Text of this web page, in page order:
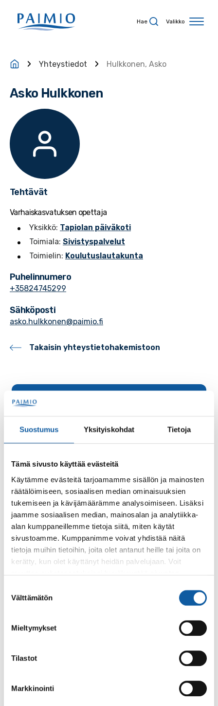
Suostumus Yksityiskohdat Tietoja
Tämä sivusto käyttää evästeitä
Käytämme evästeitä tarjoamamme sisällön ja mainosten
räätälöimiseen, sosiaalisen median ominaisuuksien
tukemiseen ja kävijämäärämme analysoimiseen. Lisäksi
jaamme sosiaalisen median, mainosalan ja analytiikka-
alan kumppaneillemme tietoja siitä, miten käytät
sivustoamme. Kumppanimme voivat yhdistää näitä
tietoja muihin tietoihin, joita olet antanut heille tai joita on
kerätty, kun olet käyttänyt heidän palvelujaan. Voit
valinta
Välttämätön
Mieltymykset
Tilastot
Markkinointi
Hae Valikko
Yhteystiedot Hulkkonen, Asko
Asko Hulkkonen
Tehtävät
Varhaiskasvatuksen opettaja
Yksikkö: Tapiolan päiväkoti
Toimiala: Sivistyspalvelut
Toimielin: Koulutuslautakunta
Puhelinnumero
+35824745299
Sähköposti
asko.hulkkonen@paimio.fi
Takaisin yhteystietohakemistoon
Käyntiosoite: Vistantie 18
Postiosoite: PL 50, 21531 PAIMIO
Vaihde: (02) 474 511
Sähköposti:paimio.kaupunki@paimio.fi
Paimio-tieto
Tietoa Paimiosta
Kuntakortti